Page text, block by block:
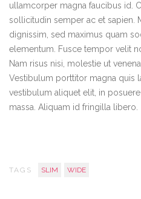
ullamcorper magna faucibus id.
sollicitudin semper ac et sapien.
dignissim, sed maximus quam
elementum. Fusce tempor velit
Nam risus nisi, molestie ut
Vestibulum porttitor magna quis
vestibulum aliquet elit, in
massa. Aliquam id fringilla libero.
TAGS SLIM WIDE